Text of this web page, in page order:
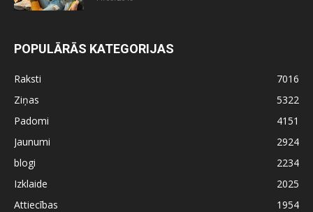
POPULĀRĀS KATEGORIJAS
Raksti
7016
Ziņas
5322
Padomi
4151
Jaunumi
2924
blogi
2234
Izklaide
2025
Attiecības
1954